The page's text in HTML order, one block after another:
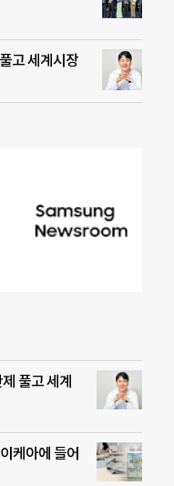
고 세계시장
풀고 세계
케아에 들어